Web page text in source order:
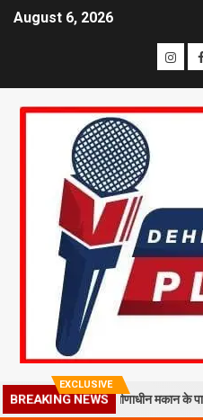
August 6, 2026
EXCLUSIVE
BREAKING NEWS
हत्या कर निर्माणाधीन मकान के पास फेंका शव